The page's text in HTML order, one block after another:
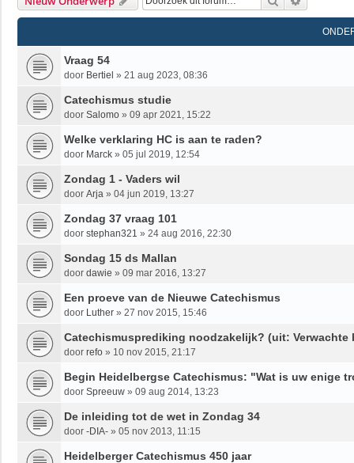
Vraag 54
door Bertiel » 21 aug 2023, 08:36
Catechismus studie
door Salomo » 09 apr 2021, 15:22
Welke verklaring HC is aan te raden?
door Marck » 05 jul 2019, 12:54
Zondag 1 - Vaders wil
door Arja » 04 jun 2019, 13:27
Zondag 37 vraag 101
door stephan321 » 24 aug 2016, 22:30
Sondag 15 ds Mallan
door dawie » 09 mar 2016, 13:27
Een proeve van de Nieuwe Catechismus
door Luther » 27 nov 2015, 15:46
Catechismusprediking noodzakelijk? (uit: Verwachte
door refo » 10 nov 2015, 21:17
Begin Heidelbergse Catechismus: "Wat is uw enige
door Spreeuw » 09 aug 2014, 13:23
De inleiding tot de wet in Zondag 34
door -DIA- » 05 nov 2013, 11:15
Heidelberger Catechismus 450 jaar